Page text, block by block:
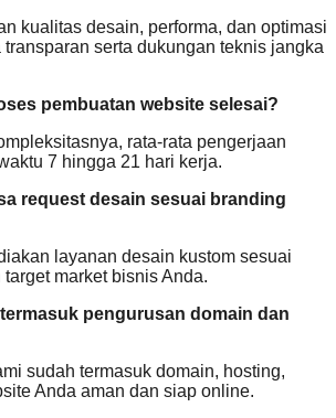
kualitas desain, performa, dan optimasi
serta dukungan teknis jangka
pembuatan website selesai?
rata-rata pengerjaan
7 hingga 21 hari kerja.
request desain sesuai branding
layanan desain kustom sesuai
market bisnis Anda.
pengurusan domain dan
sudah termasuk domain, hosting,
Anda aman dan siap online.